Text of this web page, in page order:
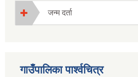
जन्म दर्ता
गाउँपालिका पार्श्वचित्र